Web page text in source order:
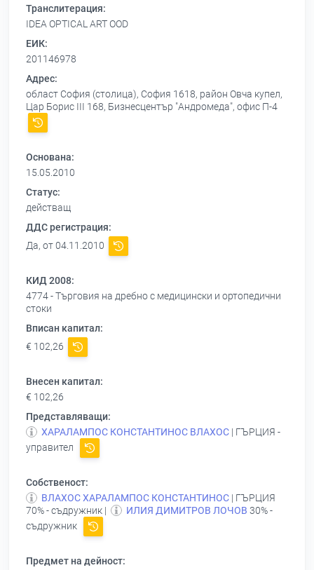
Транслитерация:
IDEA OPTICAL ART OOD
ЕИК:
201146978
Адрес:
област София (столица), София 1618, район Овча купел,
Цар Борис III 168, Бизнесцентър "Андромеда", офис П-4
Основана:
15.05.2010
Статус:
действащ
ДДС регистрация:
Да, от 04.11.2010
КИД 2008:
4774 - Търговия на дребно с медицински и ортопедични
стоки
Вписан капитал:
€ 102,26
Внесен капитал:
€ 102,26
Представляващи:
ХАРАЛАМПОС КОНСТАНТИНОС ВЛАХОС | ГЪРЦИЯ -
управител
Собственост:
ВЛАХОС ХАРАЛАМПОС КОНСТАНТИНОС | ГЪРЦИЯ
70% - съдружник |
ИЛИЯ ДИМИТРОВ ЛОЧОВ 30% -
съдружник
Предмет на дейност: